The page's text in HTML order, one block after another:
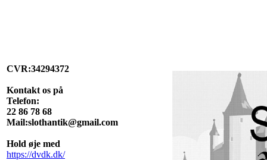
CVR:34294372
Kontakt os på
Telefon:
22 86 78 68
Mail:slothantik@gmail.com
Hold øje med
https://dvdk.dk/